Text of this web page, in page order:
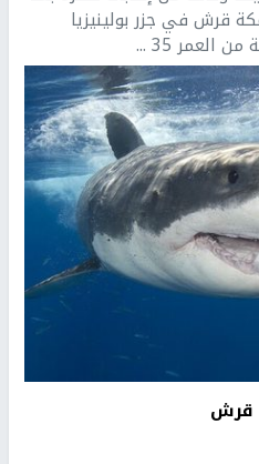
قرش في جزر بولينيزيا
العمر 35 ...
قرش